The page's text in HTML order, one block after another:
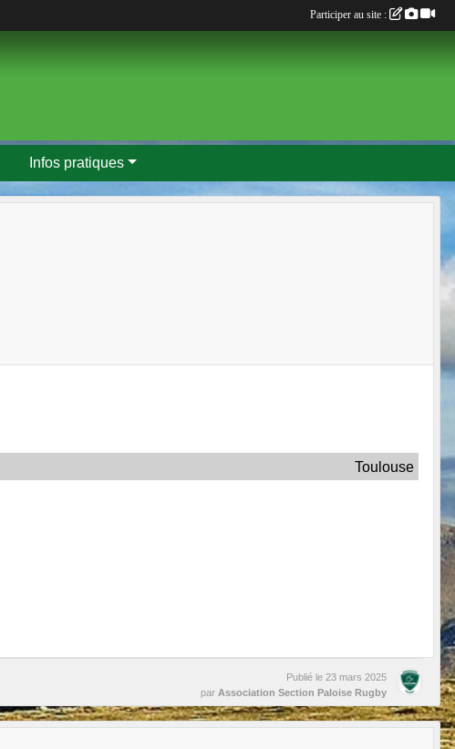
Infos pratiques
Toulouse
Publié le 23 mars 2025
par Association Section Paloise Rugby
Participer au site :